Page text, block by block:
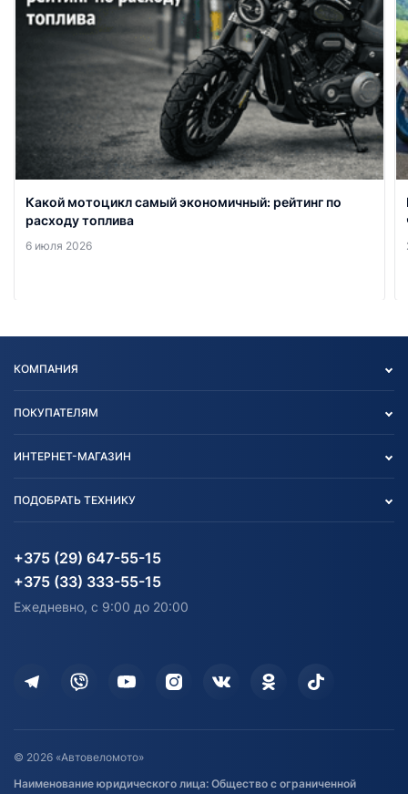
Какой мотоцикл самый экономичный: рейтинг по
расходу топлива
6 июля 2026
КОМПАНИЯ
Блог
Карта сайта
ПОКУПАТЕЛЯМ
Согласие на обработку
Информация до получения
согласия на обработку
персональных данных
Дополнительные услуги
Оставить отзыв
Договор публичной оферты
ИНТЕРНЕТ-МАГАЗИН
Агротехника
Водный транспорт
Электротранспорт
Активный отдых и спорт
ПОДОБРАТЬ ТЕХНИКУ
Агротехника
Электротранспорт
Лодочные моторные
+375 (29) 647-55-15
+375 (33) 333-55-15
Ежедневно, с 9:00 до 20:00
© 2026 «Автовеломото»
Наименование юридического лица: Общество с ограниченной